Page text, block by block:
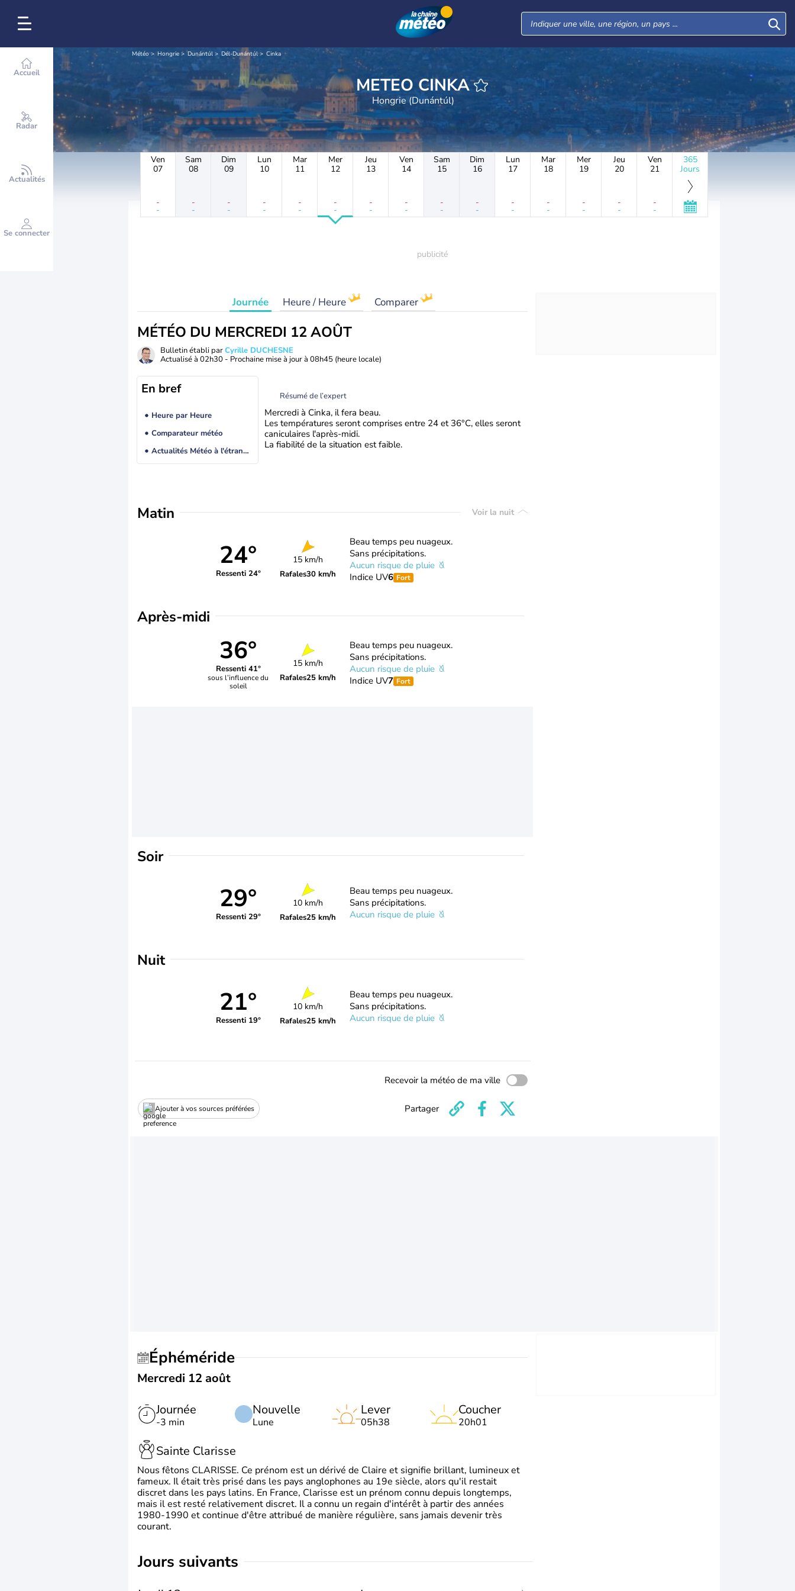
Accueil
Radar
Actualités
Se connecter
Météo Hongrie Dunántúl Dél-Dunántúl Cinka
METEO CINKA
Hongrie (Dunántúl)
Ven
07
-
-
Sam
08
-
-
Dim
09
-
-
Lun
10
-
-
Mar
11
-
-
Mer
12
-
-
Jeu
13
-
-
Ven
14
-
-
Sam
15
-
-
Dim
16
-
-
Lun
17
-
-
Mar
18
-
-
Mer
19
-
-
Jeu
20
-
-
Ven
21
-
-
365
Jours
Journée Heure / Heure Comparer
MÉTÉO DU MERCREDI 12 AOÛT
Bulletin établi parCyrille DUCHESNE
Actualisé à 02h30 - Prochaine mise à jour à 08h45 (heure locale)
En bref
Heure par Heure
Comparateur météo
Actualités Météo à l'étranger
Résumé de l’expert
Mercredi à Cinka, il fera beau.
Les températures seront comprises entre 24 et 36°C, elles seront
caniculaires l'après-midi.
La fiabilité de la situation est faible.
Matin Voir la nuit
24°
Ressenti 24°
15 km/h
Rafales30 km/h
Beau temps peu nuageux.
Sans précipitations.
Aucun risque de pluie
Indice UV6 Fort
Après-midi
36°
Ressenti 41°
sous l’influence du
soleil
15 km/h
Rafales25 km/h
Beau temps peu nuageux.
Sans précipitations.
Aucun risque de pluie
Indice UV7 Fort
Soir
29°
Ressenti 29°
10 km/h
Rafales25 km/h
Beau temps peu nuageux.
Sans précipitations.
Aucun risque de pluie
Nuit
21°
Ressenti 19°
10 km/h
Rafales25 km/h
Beau temps peu nuageux.
Sans précipitations.
Aucun risque de pluie
Recevoir la météo de ma ville
Ajouter à vos sources préférées Partager
Éphéméride
Mercredi 12 août
Journée
-3 min
Nouvelle
Lune
Lever
05h38
Coucher
20h01
Sainte Clarisse
Nous fêtons CLARISSE. Ce prénom est un dérivé de Claire et signifie brillant, lumineux et
fameux. Il était très prisé dans les pays anglophones au 19e siècle, alors qu'il restait
discret dans les pays latins. En France, Clarisse est un prénom connu depuis longtemps,
mais il est resté relativement discret. Il a connu un regain d'intérêt à partir des années
1980-1990 et continue d'être attribué de manière régulière, sans jamais devenir très
courant.
jours suivants